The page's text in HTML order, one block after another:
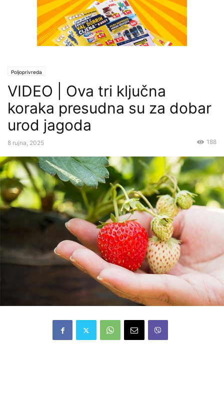
Poljoprivreda
VIDEO | Ova tri ključna
koraka presudna su za dobar
urod jagoda
8 rujna, 2025 188